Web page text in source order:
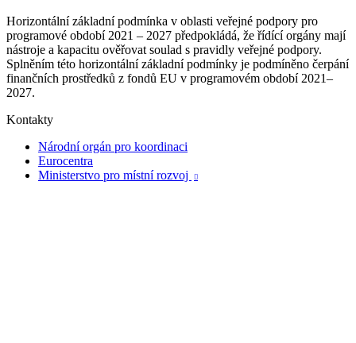
Horizontální základní podmínka v oblasti veřejné podpory pro
programové období 2021 – 2027 předpokládá, že řídící orgány mají
nástroje a kapacitu ověřovat soulad s pravidly veřejné podpory.
Splněním této horizontální základní podmínky je podmíněno čerpání
finančních prostředků z fondů EU v programovém období 2021–
2027.
Kontakty
Národní orgán pro koordinaci
Eurocentra
Ministerstvo pro místní rozvoj
